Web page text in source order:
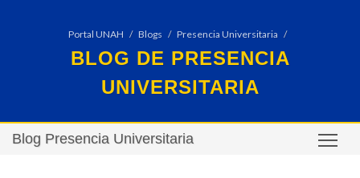
Portal UNAH Blogs Presencia Universitaria
BLOG DE PRESENCIA
UNIVERSITARIA
Blog Presencia Universitaria